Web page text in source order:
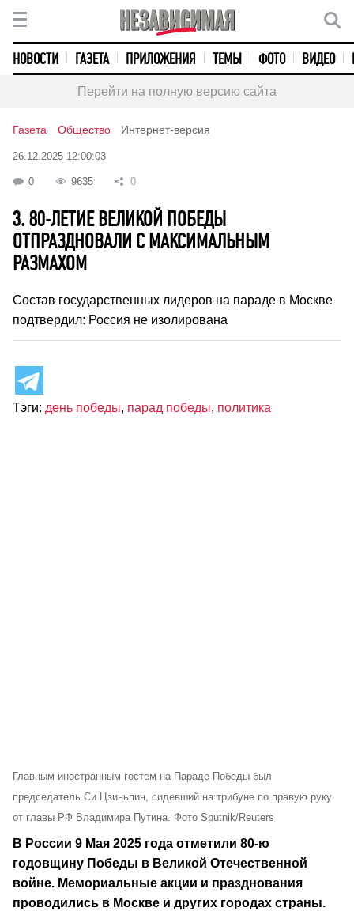
НОВОСТИ ГАЗЕТА ПРИЛОЖЕНИЯ ТЕМЫ ФОТО ВИДЕО
Перейти на полную версию сайта
Газета Общество Интернет-версия
26.12.2025 12:00:03
0 9635 0
3. 80-ЛЕТИЕ ВЕЛИКОЙ ПОБЕДЫ
ОТПРАЗДНОВАЛИ С МАКСИМАЛЬНЫМ
РАЗМАХОМ
Состав государственных лидеров на параде в Москве
подтвердил: Россия не изолирована
Тэги: день победы, парад победы, политика
Главным иностранным гостем на Параде Победы был
председатель Си Цзиньпин, сидевший на трибуне по правую руку
от главы РФ Владимира Путина. Фото Sputnik/Reuters
В России 9 Мая 2025 года отметили 80-ю
годовщину Победы в Великой Отечественной
войне. Мемориальные акции и празднования
проводились в Москве и других городах страны.